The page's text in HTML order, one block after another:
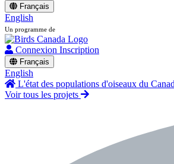
Français
English
Un programme de
Connexion Inscription
Français
English
L'état des populations d'oiseaux du
Voir tous les projets